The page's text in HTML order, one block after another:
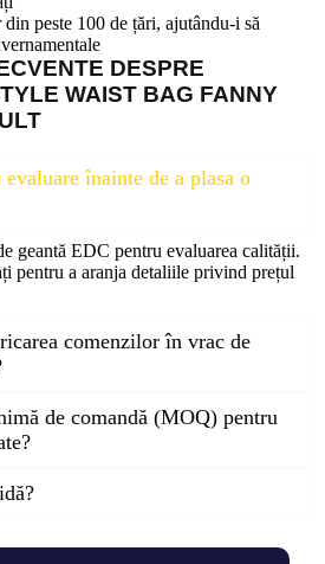
peste 100 de țări, ajutându-i să
DESPRE
WAIST BAG FANNY
înainte de a plasa o
geantă EDC pentru evaluarea calității.
pentru a aranja detaliile privind prețul
comenzilor în vrac de
de comandă (MOQ) pentru